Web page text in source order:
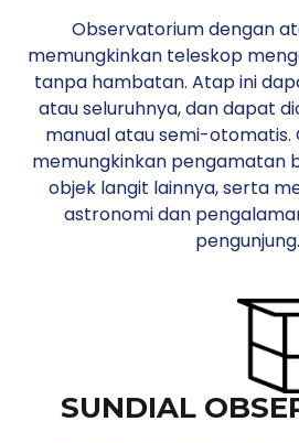
Observatorium dengan
memungkinkan teleskop
tanpa hambatan. Atap ini
atau seluruhnya, dan dapat
manual atau semi-otomatis.
memungkinkan pengamatan
objek langit lainnya, serta
astronomi dan
pengunjung.
SUNDIAL